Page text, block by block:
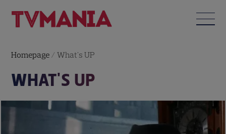
Homepage /What's UP
WHAT'S UP